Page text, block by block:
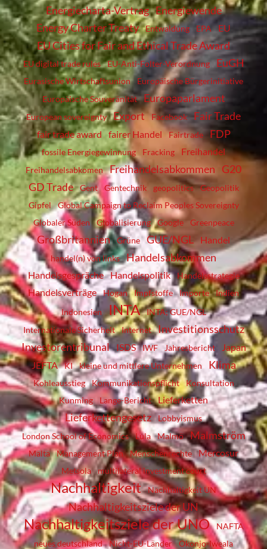
Energiecharta-Vertrag Energiewende
Energy Charter Treaty
Entwaldung EPA EU
EU Cities for Fair and Ethical Trade Award
EU digital trade rules EU-Anti-Folter-Verordnung EuGH
Eurasische Wirtschaftsunion
Europäische Bürgerinitiative
Europäische Souveränität
Europaparlament
European sovereignty Export Facebook Fair Trade
fair trade award fairer Handel Fairtrade FDP
fossile Energiegewinnung Fracking Freihandel
Freihandelsabkomen Freihandelsabkommen G20
GD Trade
Gent Gentechnik geopolitics
Geopolitik
Gipfel
Global Campaign to Reclaim Peoples Sovereignty
Globaler Süden
Globalisierung Google Greenpeace
Großbritannien Grüne GUE/NGL Handel
handel(n) von links Handelsabkommen
Handelsgespräche Handelspolitik Handelsstrategie
Handelsverträge Hogan Impfstoffe Importe
Indien
Indonesien
INTA
INTA; GUE/NGL
Internationale Sicherheit
Internet
Investitionsschutz
Investorentribunal ISDS IWF Jahresbericht
Japan
JEFTA
KI kleine und mittlere Unternehmen Klima
Kohleausstieg Kommunikationspflicht
Konsultation
Kunming
Lange-Bericht Lieferketten
Lieferkettengesetz
Lobbyismus
London School of Economics
Lula Malmö Malmström
Malta Management Plan Menschenrechte Mercosur
Metsola multilateral investment court
Nachhaltigkeit Nachhaltigkeit UN
Nachhaltigkeitsziele der UN
Nachhaltigkeitsziele der UNO
NAFTA
neues deutschland
Nicht-EU-Länder
Okonjo-Iweala